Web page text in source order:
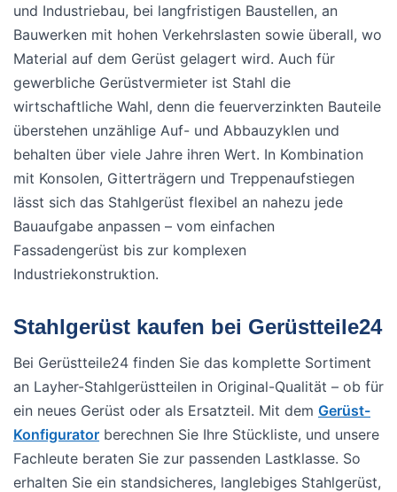
und Industriebau, bei langfristigen Baustellen, an
Bauwerken mit hohen Verkehrslasten sowie überall, wo
Material auf dem Gerüst gelagert wird. Auch für
gewerbliche Gerüstvermieter ist Stahl die
wirtschaftliche Wahl, denn die feuerverzinkten Bauteile
überstehen unzählige Auf- und Abbauzyklen und
behalten über viele Jahre ihren Wert. In Kombination
mit Konsolen, Gitterträgern und Treppenaufstiegen
lässt sich das Stahlgerüst flexibel an nahezu jede
Bauaufgabe anpassen – vom einfachen
Fassadengerüst bis zur komplexen
Industriekonstruktion.
Stahlgerüst kaufen bei Gerüstteile24
Bei Gerüstteile24 finden Sie das komplette Sortiment
an Layher-Stahlgerüstteilen in Original-Qualität – ob für
ein neues Gerüst oder als Ersatzteil. Mit dem Gerüst-
Konfigurator berechnen Sie Ihre Stückliste, und unsere
Fachleute beraten Sie zur passenden Lastklasse. So
erhalten Sie ein standsicheres, langlebiges Stahlgerüst,